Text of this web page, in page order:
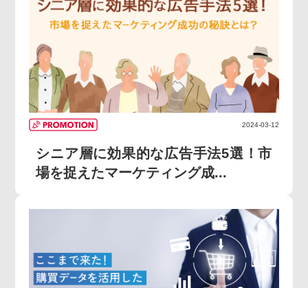
2024-03-12
シニア層に効果的な広告手法5選！市
場を捉えたマーケティング成...